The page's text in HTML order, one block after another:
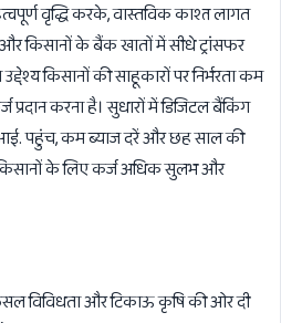
वृद्धि करके, वास्तविक काश्त लागत
किसानों के बैंक खातों में सीधे ट्रांसफर
किसानों की साहूकारों पर निर्भरता कम
करना है। सुधारों में डिजिटल बैंकिंग
पहुंच, कम ब्याज दरें और छह साल की
के लिए कर्ज अधिक सुलभ और
विविधता और टिकाऊ कृषि की ओर दी